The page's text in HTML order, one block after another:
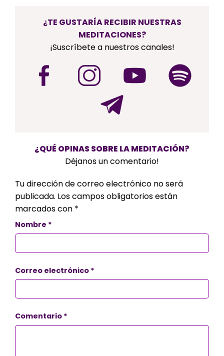
¿TE GUSTARÍA RECIBIR NUESTRAS
MEDITACIONES?
¡Suscríbete a nuestros canales!
¿QUÉ OPINAS SOBRE LA MEDITACIÓN?
Déjanos un comentario!
Tu dirección de correo electrónico no será
publicada. Los campos obligatorios están
marcados con *
Nombre *
Correo electrónico *
Comentario *